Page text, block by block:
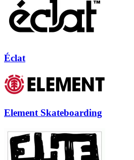
Éclat
Element Skateboarding